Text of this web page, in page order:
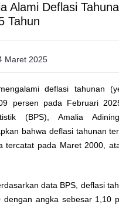
Alami Deflasi
Tahun
Maret 2025
deflasi tahunan
persen pada Februari
(BPS), Amalia
bahwa deflasi tahunan
tercatat pada Maret 2000,
data BPS, deflasi
dengan angka sebesar 1,10